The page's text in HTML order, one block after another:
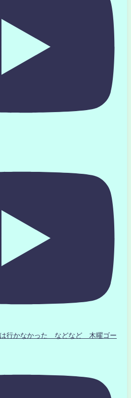
行かなかった などなど 木曜ゴー